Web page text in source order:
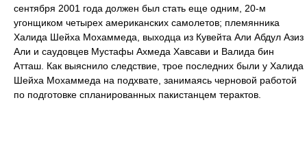
сентября 2001 года должен был стать еще одним, 20-м
угонщиком четырех американских самолетов; племянника
Халида Шейха Мохаммеда, выходца из Кувейта Али Абдул Азиз
Али и саудовцев Мустафы Ахмеда Хавсави и Валида бин
Атташ. Как выяснило следствие, трое последних были у Халида
Шейха Мохаммеда на подхвате, занимаясь черновой работой
по подготовке спланированных пакистанцем терактов.